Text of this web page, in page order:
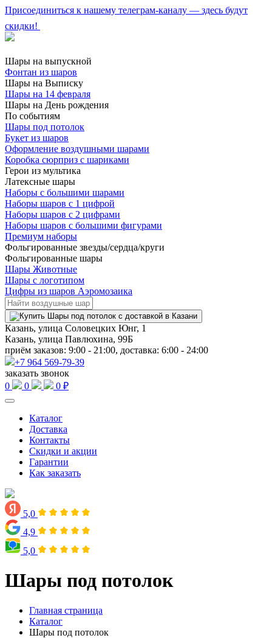
Присоединиться к нашему телеграм-каналу — здесь будут
скидки!
Шары на выпускной
Фонтан из шаров
Шары на Выписку
Шары на 14 февраля
Шары на День рождения
По событиям
Шары под потолок
Букет из шаров
Оформление воздушными шарами
Коробка сюрприз с шариками
Герои из мультика
Латексные шары
Наборы с большими шарами
Наборы шаров с 1 цифрой
Наборы шаров с 2 цифрами
Наборы шаров с большими фигурами
Премиум наборы
Фольгированные звезды/сердца/круги
Фольгированные шары
Шары Животные
Шары с логотипом
Цифры из шаров Аэромозаика
Казань, улица Соловецких Юнг, 1
Казань, улица Павлюхина, 99Б
приём заказов: 9:00 - 21:00, доставка: 6:00 - 24:00
+7 964 569-79-39
заказать звонок
0
0 0 ₽
Каталог
Доставка
Контакты
Скидки и акции
Гарантии
Как заказать
5,0
4,9
5,0
Шары под потолок
Главная страница
Каталог
Шары под потолок